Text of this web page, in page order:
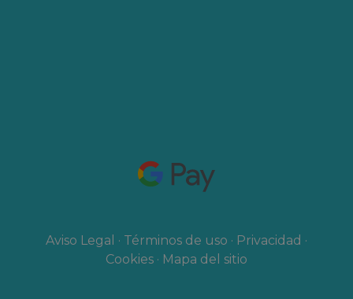
Aviso Legal · Términos de uso · Privacidad ·
Cookies · Mapa del sitio